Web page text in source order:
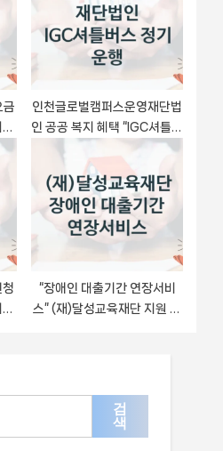
금
인천글로벌캠퍼스운영재단법
인 공공 복지 혜택 “IGC셔틀버
스 정기 운행” – 접수 일정 및
지원 내용
“장애인 대출기간 연장서비
스” (재)달성교육재단 지원 혜
검
색